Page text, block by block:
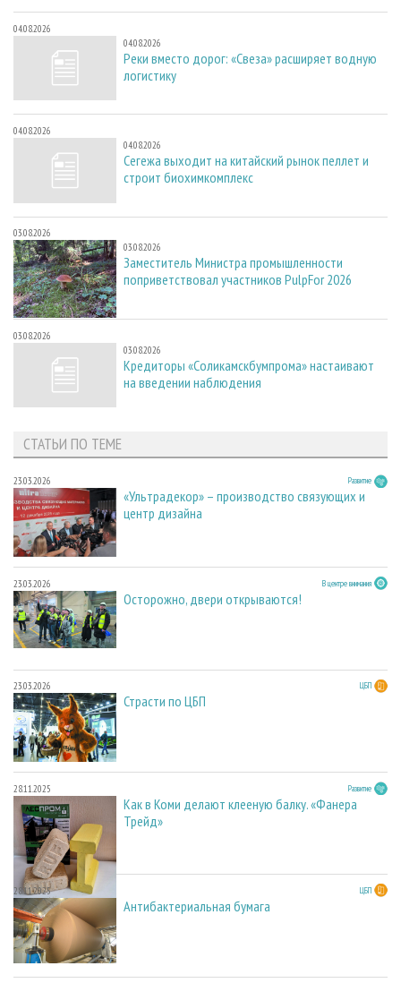
04.08.2026
04.08.2026
Реки вместо дорог: «Свеза» расширяет водную
логистику
04.08.2026
04.08.2026
Сегежа выходит на китайский рынок пеллет и
строит биохимкомплекс
03.08.2026
03.08.2026
Заместитель Министра промышленности
поприветствовал участников PulpFor 2026
03.08.2026
03.08.2026
Кредиторы «Соликамскбумпрома» настаивают
на введении наблюдения
СТАТЬИ ПО ТЕМЕ
23.03.2026 Развитие
«Ультрадекор» – производство связующих и
центр дизайна
23.03.2026 В центре внимания
Осторожно, двери открываются!
23.03.2026 ЦБП
Страсти по ЦБП
28.11.2025 Развитие
Как в Коми делают клееную балку. «Фанера
Трейд»
28.11.2025 ЦБП
Антибактериальная бумага